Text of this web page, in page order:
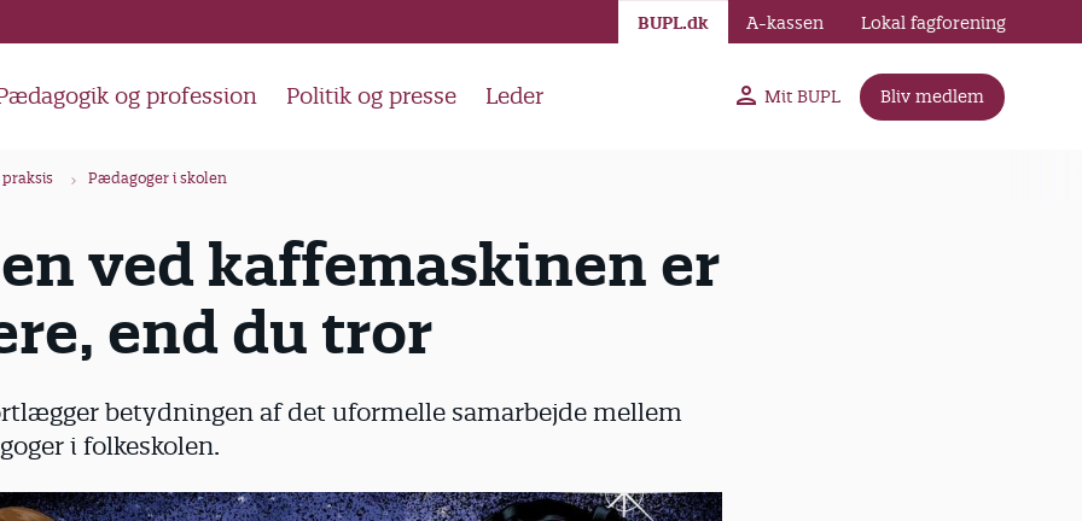
og profession Politik og presse Leder Mit BUPL Bliv medlem
BUPL.dk A-kassen Lokal fagforening
Pædagoger i skolen
ved kaffemaskinen er
end du tror
betydningen af det uformelle samarbejde mellem
i folkeskolen.